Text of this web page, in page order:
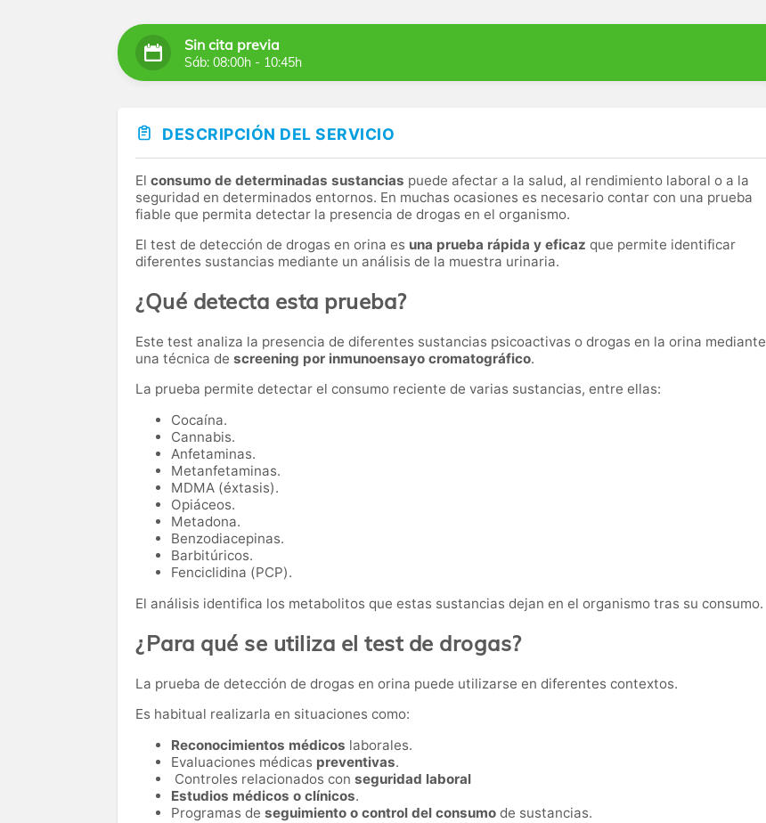
Sin cita previa
Sáb: 08:00h - 10:45h
DESCRIPCIÓN DEL SERVICIO
El consumo de determinadas sustancias puede afectar a la salud, al rendimiento laboral o a la
seguridad en determinados entornos. En muchas ocasiones es necesario contar con una prueba
fiable que permita detectar la presencia de drogas en el organismo.
El test de detección de drogas en orina es una prueba rápida y eficaz que permite identificar
diferentes sustancias mediante un análisis de la muestra urinaria.
¿Qué detecta esta prueba?
Este test analiza la presencia de diferentes sustancias psicoactivas o drogas en la orina mediante
una técnica de screening por inmunoensayo cromatográfico.
La prueba permite detectar el consumo reciente de varias sustancias, entre ellas:
Cocaína.
Cannabis.
Anfetaminas.
Metanfetaminas.
MDMA (éxtasis).
Opiáceos.
Metadona.
Benzodiacepinas.
Barbitúricos.
Fenciclidina (PCP).
El análisis identifica los metabolitos que estas sustancias dejan en el organismo tras su consumo.
¿Para qué se utiliza el test de drogas?
La prueba de detección de drogas en orina puede utilizarse en diferentes contextos.
Es habitual realizarla en situaciones como:
Reconocimientos médicos laborales.
Evaluaciones médicas preventivas.
Controles relacionados con seguridad laboral
Estudios médicos o clínicos.
Programas de seguimiento o control del consumo de sustancias.